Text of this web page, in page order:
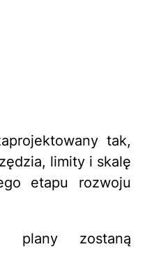
tak,
limity i skalę
etapu rozwoju
plany zostaną